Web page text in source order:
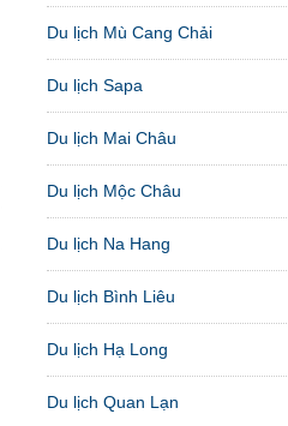
Du lịch Mù Cang Chải
Du lịch Sapa
Du lịch Mai Châu
Du lịch Mộc Châu
Du lịch Na Hang
Du lịch Bình Liêu
Du lịch Hạ Long
Du lịch Quan Lạn